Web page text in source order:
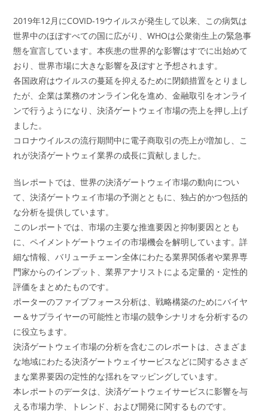
2019年12月にCOVID-19ウイルスが発生して以来、この病気は
世界中のほぼすべての国に広がり、WHOは公衆衛生上の緊急事
態を宣言しています。本疾患の世界的な影響はすでに出始めて
おり、世界市場に大きな影響を及ぼすと予想されます。
各国政府はウイルスの蔓延を抑えるために閉鎖措置をとりまし
たが、企業は業務のオンライン化を進め、金融取引をオンライ
ンで行うようになり、決済ゲートウェイ市場の売上を押し上げ
ました。
コロナウイルスの流行期間中に電子商取引の売上が増加し、こ
れが決済ゲートウェイ業界の成長に貢献しました。
当レポートでは、世界の決済ゲートウェイ市場の動向につい
て、決済ゲートウェイ市場の予測とともに、独占的かつ包括的
な分析を提供しています。
このレポートでは、市場の主要な推進要因と抑制要因ととも
に、ペイメントゲートウェイの市場機会を解明しています。詳
細な情報、バリューチェーン全体にわたる業界関係者や業界専
門家からのインプット、業界アナリストによる定量的・定性的
評価をまとめたものです。
ポーターのファイブフォース分析は、戦略構築のためにバイヤ
ー＆サプライヤーの可能性と市場の競争シナリオを分析するの
に役立ちます。
決済ゲートウェイ市場の分析を含むこのレポートは、さまざま
な地域にわたる決済ゲートウェイサービスなどに関するさまざ
まな業界要因の定性的な揺れをマッピングしています。
本レポートのデータは、決済ゲートウェイサービスに影響を与
える市場力学、トレンド、および開発に関するものです。